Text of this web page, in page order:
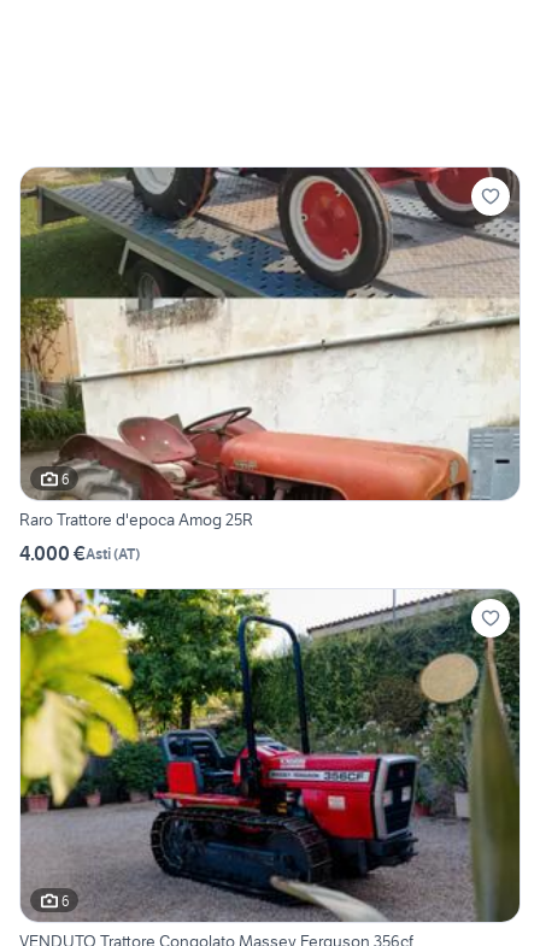
6
Raro Trattore d'epoca Amog 25R
4.000 €Asti(AT)
6
VENDUTO Trattore Congolato Massey Ferguson 356cf